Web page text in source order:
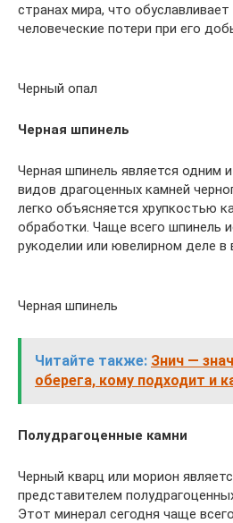
странах мира, что
человеческие потери при его
Черный опал
Черная шпинель
Черная шпинель является одним
видов драгоценных камней
легко объясняется хрупкостью
обработки. Чаще всего шпинель
рукоделии или ювелирном деле в
Черная шпинель
Читайте также: Знич —
оберега, кому подходит и
Полудрагоценные камни
Черный кварц или морион
представителем
Этот минерал сегодня чаще